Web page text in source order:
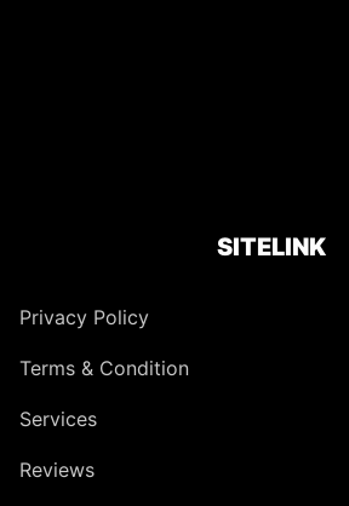
SITELINK
Privacy Policy
Terms & Condition
Services
Reviews